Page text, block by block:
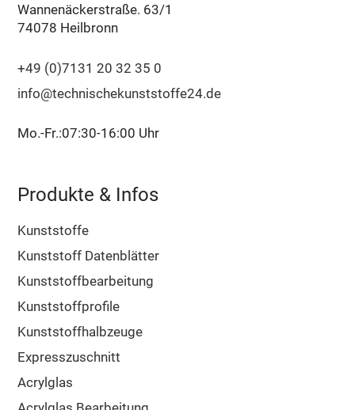
Wannenäckerstraße. 63/1
74078 Heilbronn
+49 (0)7131 20 32 35 0
info@technischekunststoffe24.de
Mo.-Fr.:07:30-16:00 Uhr
Produkte & Infos
Kunststoffe
Kunststoff Datenblätter
Kunststoffbearbeitung
Kunststoffprofile
Kunststoffhalbzeuge
Expresszuschnitt
Acrylglas